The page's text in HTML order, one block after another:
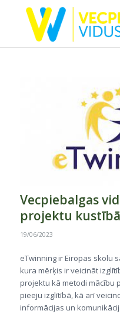
Vecpiebalgas
projektu kustībā
19/06/2023
eTwinning ir Eiropas skolu
kura mērķis ir veicināt
projektu kā metodi mācību
pieeju izglītībā, kā arī
informācijas un